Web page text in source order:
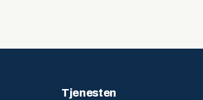
Tjenesten